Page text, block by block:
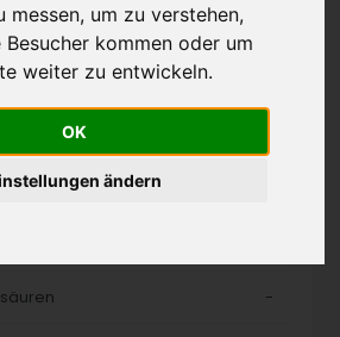
messen, um zu verstehen,
Besucher kommen oder um
weiter zu entwickeln.
OK
ändern
-